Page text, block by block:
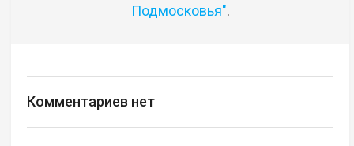
Подмосковья".
Комментариев нет